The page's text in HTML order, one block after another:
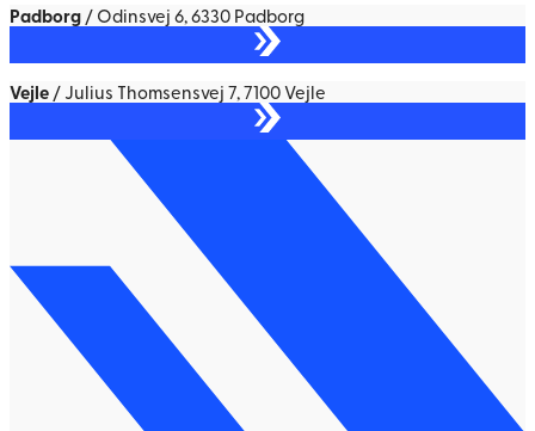
Padborg/ Odinsvej 6, 6330 Padborg
Vejle/ Julius Thomsensvej 7, 7100 Vejle